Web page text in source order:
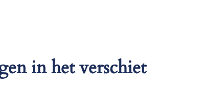
in het verschiet